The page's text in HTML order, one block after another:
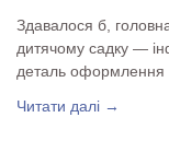
Здавалося б,
дитячому садку —
деталь оформлення
Щоб поєднати
Читати далі →